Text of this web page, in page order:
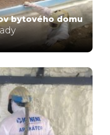
bytového domu